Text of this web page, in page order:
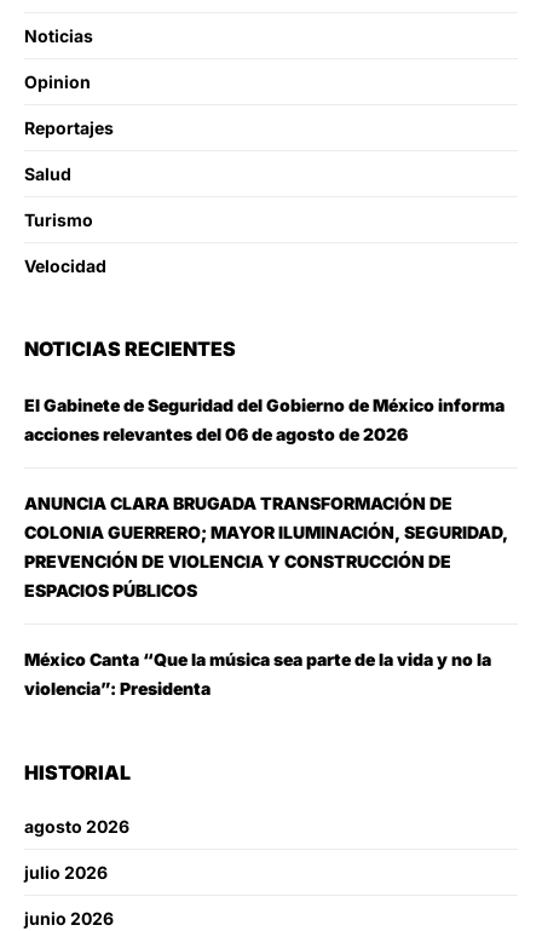
Noticias
Opinion
Reportajes
Salud
Turismo
Velocidad
NOTICIAS RECIENTES
El Gabinete de Seguridad del Gobierno de México informa
acciones relevantes del 06 de agosto de 2026
ANUNCIA CLARA BRUGADA TRANSFORMACIÓN DE
COLONIA GUERRERO; MAYOR ILUMINACIÓN, SEGURIDAD,
PREVENCIÓN DE VIOLENCIA Y CONSTRUCCIÓN DE
ESPACIOS PÚBLICOS
México Canta “Que la música sea parte de la vida y no la
violencia”: Presidenta
HISTORIAL
agosto 2026
julio 2026
junio 2026